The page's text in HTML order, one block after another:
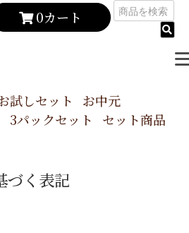
0カート
試しセット
お中元
3パックセット セット商品
づく表記